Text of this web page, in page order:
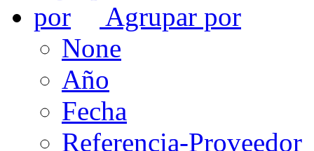
Agrupar por
None
Año
Fecha
Referencia-Proveedor